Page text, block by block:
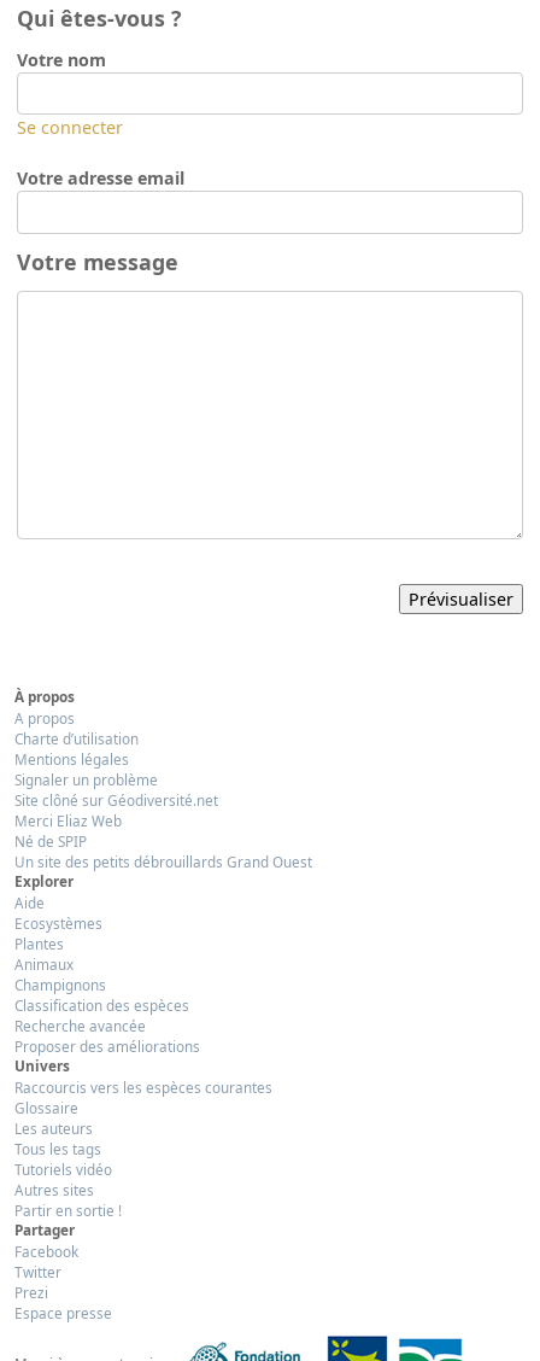
Qui êtes-vous ?
Votre nom
Se connecter
Votre adresse email
Votre message
À propos
A propos
Charte d’utilisation
Mentions légales
Signaler un problème
Site clôné sur Géodiversité.net
Merci Eliaz Web
Né de SPIP
Un site des petits débrouillards Grand Ouest
Explorer
Aide
Ecosystèmes
Plantes
Animaux
Champignons
Classification des espèces
Recherche avancée
Proposer des améliorations
Univers
Raccourcis vers les espèces courantes
Glossaire
Les auteurs
Tous les tags
Tutoriels vidéo
Autres sites
Partir en sortie !
Partager
Facebook
Twitter
Prezi
Espace presse